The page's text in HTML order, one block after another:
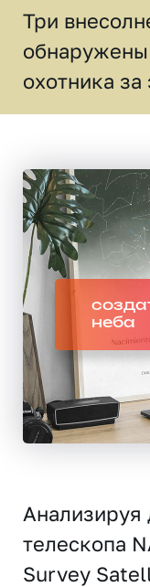
Три
обнаружены
охотника
неба
Анализируя
телескопа
Survey